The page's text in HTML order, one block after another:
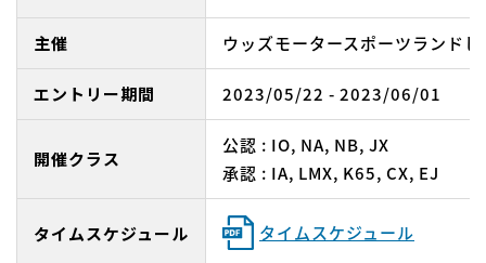
主催 ウッズモータースポーツランド
エントリー期間 2023/05/22 - 2023/06/01
開催クラス
公認 : IO, NA, NB, JX
承認 : IA, LMX, K65, CX, EJ
タイムスケジュール タイムスケジュール